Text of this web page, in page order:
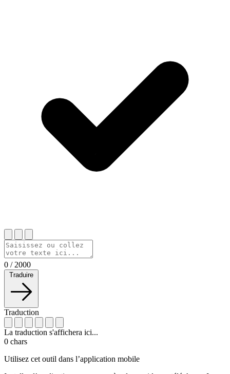
0 / 2000
Traduire
Traduction
La traduction s'affichera ici...
0 chars
Utilisez cet outil dans l’application mobile